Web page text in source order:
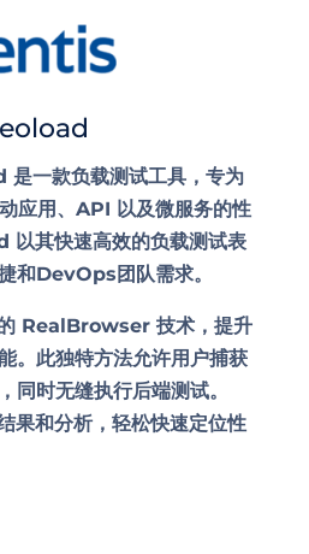
一款负载测试工具，专为
应用、API 以及微服务的性
以其快速高效的负载测试表
和DevOps团队需求。
RealBrowser 技术，提升
。此独特方法允许用户捕获
同时无缝执行后端测试。
果和分析，轻松快速定位性